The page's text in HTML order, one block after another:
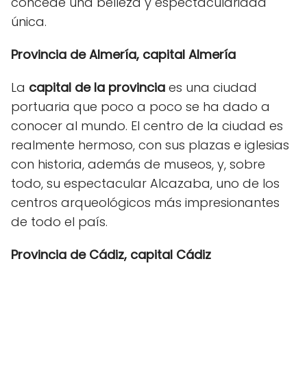
única.
Provincia de Almería, capital Almería
La capital de la provincia es una ciudad
portuaria que poco a poco se ha dado a
conocer al mundo. El centro de la ciudad es
realmente hermoso, con sus plazas e iglesias
con historia, además de museos, y, sobre
todo, su espectacular Alcazaba, uno de los
centros arqueológicos más impresionantes
de todo el país.
Provincia de Cádiz, capital Cádiz